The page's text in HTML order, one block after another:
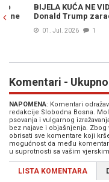
BIJELA KUĆA NE VIDI
Donald Trump zaradio
01. Jul. 2026 1
Komentari - Ukupno
NAPOMENA: Komentari
redakcije Slobodna Bosna.
psovanja i vulgarnog
bez najave i objašnjenja.
obrisati sve komentare koji
mogućnost da među
u suprotnosti sa vašim
LISTA KOMENTARA